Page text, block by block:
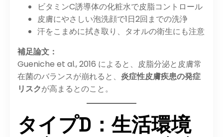
ビタミンC誘導体の化粧水で皮脂コントロール
皮膚にやさしい泡洗顔で1日2回までの洗浄
汗をこまめに拭き取り、タオルの衛生にも注意
補足論文：
Gueniche et al., 2016 によると、皮脂分泌と皮膚常
在菌のバランスが崩れると、 炎症性皮膚疾患の発症
リスクが高まるとのこと。
タイプD：生活環境